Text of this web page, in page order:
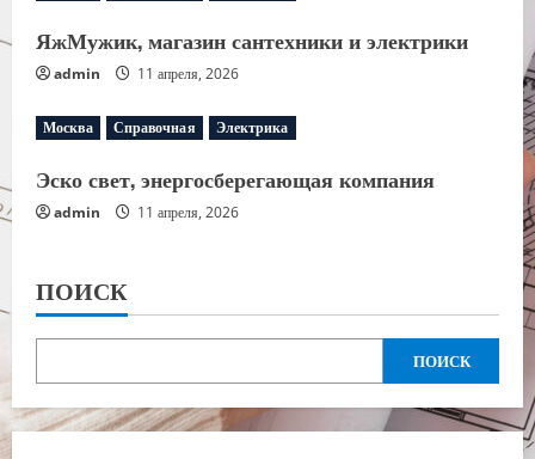
ЯжМужик, магазин сантехники и электрики
admin 11 апреля, 2026
Москва Справочная Электрика
Эско свет, энергосберегающая компания
admin 11 апреля, 2026
ПОИСК
ПОИСК